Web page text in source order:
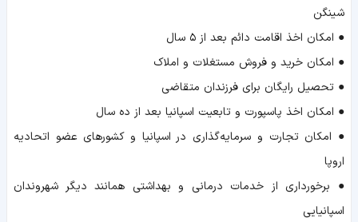
شینگن
● امکان اخذ اقامت دائم بعد از ۵ سال
● امکان خرید و فروش مستغلات و املاک
● تحصیل رایگان برای فرزندان متقاضی
● امکان اخذ پاسپورت و تابعیت اسپانیا بعد از ده سال
● امکان تجارت و سرمایه‌گذاری در اسپانیا و کشورهای عضو اتحادیه
اروپا
● برخورداری از خدمات درمانی و بهداشتی همانند دیگر شهروندان
اسپانیایی